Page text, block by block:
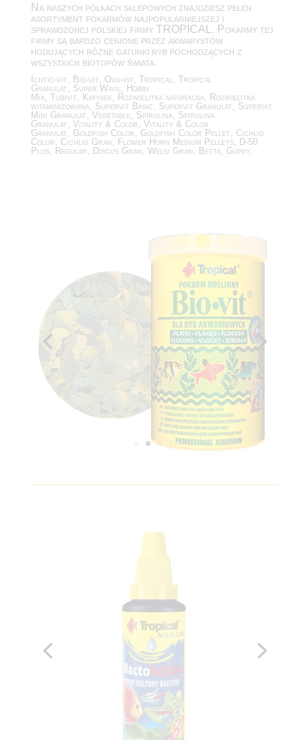
Na naszych półkach sklepowych znajdziesz pełen
asortyment pokarmów najpopularniejszej i
sprawdzonej polskiej firmy TROPICAL. Pokarmy tej
firmy są bardzo cenione przez akwarystów
hodujących różne gatunki ryb pochodzących z
wszystkich biotopów świata.
Ichtio-vit, Bio-vit, Ovo-vit, Tropical, Tropical
Granulat, Super Wavil, Hobby
Mix, Tubivit, Kirysek, Rozwielitka naturalna, Rozwielitka
witaminizowana, Supervit Basic, Supervit Granulat, Supervit
Mini Granulat, Vegetable, Spirulina, Spirulina
Granulat, Vitality & Color, Vitality & Color
Granulat, Goldfish Color, Goldfish Color Pellet, Cichlid
Color, Cichlid Gran, Flower Horn Medium Pellets, D-50
Plus, Regular, Discus Gran, Welsi Gran, Betta, Guppy.